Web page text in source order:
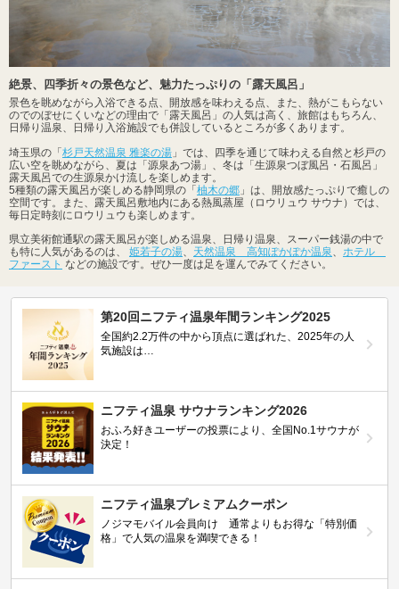
絶景、四季折々の景色など、魅力たっぷりの「露天風呂」
景色を眺めながら入浴できる点、開放感を味わえる点、また、熱がこもらない
のでのぼせにくいなどの理由で「露天風呂」の人気は高く、旅館はもちろん、
日帰り温泉、日帰り入浴施設でも併設しているところが多くあります。
埼玉県の「 杉戸天然温泉 雅楽の湯 」では、四季を通じて味わえる自然と杉戸の
広い空を眺めながら、夏は「源泉あつ湯」、冬は「生源泉つぼ風呂・石風呂」
露天風呂での生源泉かけ流しを楽しめます。
5種類の露天風呂が楽しめる静岡県の「 柚木の郷 」は、開放感たっぷりで癒しの
空間です。また、露天風呂敷地内にある熱風蒸屋（ロウリュウ サウナ）では、
毎日定時刻にロウリュウも楽しめます。
県立美術館通駅の露天風呂が楽しめる温泉、日帰り温泉、スーパー銭湯の中で
も特に人気があるのは、 姫若子の湯、 天然温泉 高知ぽかぽか温泉、 ホテル
ファースト などの施設です。ぜひ一度は足を運んでみてください。
第20回ニフティ温泉年間ランキング2025
全国約2.2万件の中から頂点に選ばれた、2025年の人
気施設は…
ニフティ温泉 サウナランキング2026
おふろ好きユーザーの投票により、全国No.1サウナが
決定！
ニフティ温泉プレミアムクーポン
ノジマモバイル会員向け 通常よりもお得な「特別価
格」で人気の温泉を満喫できる！